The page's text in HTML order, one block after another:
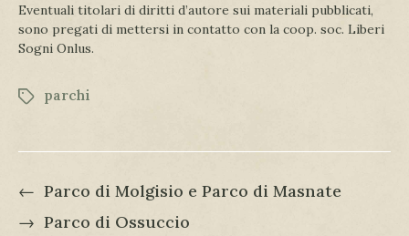
Eventuali titolari di diritti d’autore sui materiali pubblicati,
sono pregati di mettersi in contatto con la coop. soc. Liberi
Sogni Onlus.
parchi
← Parco di Molgisio e Parco di Masnate
→ Parco di Ossuccio